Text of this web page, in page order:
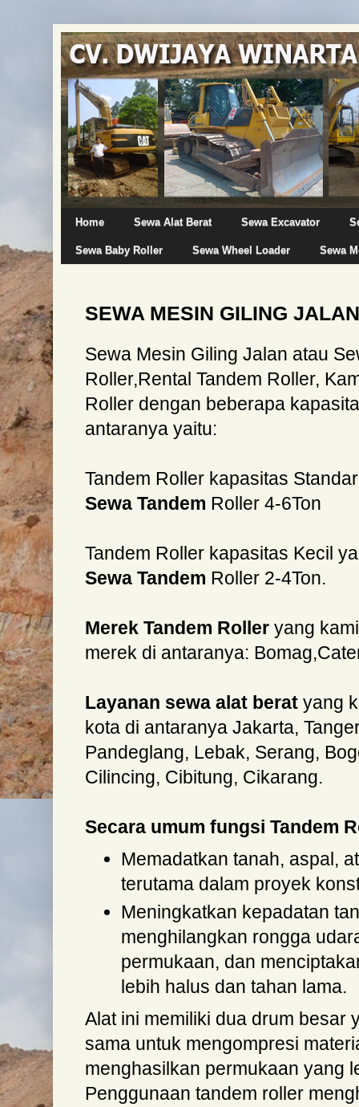
Home Sewa Alat Berat Sewa Excavator
Sewa Baby Roller Sewa Wheel Loader Sewa
SEWA MESIN GILING JALAN
Sewa Mesin Giling Jalan atau
Roller,Rental Tandem Roller,
Roller dengan beberapa
antaranya yaitu:
Tandem Roller kapasitas
Sewa Tandem Roller 4-6Ton
Tandem Roller kapasitas Kecil
Sewa Tandem Roller 2-4Ton.
Merek Tandem Roller yang
merek di antaranya:
Layanan sewa alat berat yang
kota di antaranya Jakarta,
Pandeglang, Lebak, Serang,
Cilincing, Cibitung, Cikarang.
Secara umum fungsi Tandem
Memadatkan tanah, aspal,
terutama dalam proyek
Meningkatkan kepadatan
menghilangkan rongga
permukaan, dan
lebih halus dan tahan lama.
Alat ini memiliki dua drum besar
sama untuk mengompresi
menghasilkan permukaan yang
Penggunaan tandem roller